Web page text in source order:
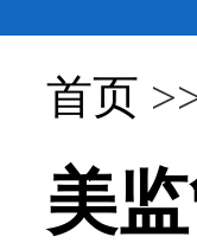
首页
美